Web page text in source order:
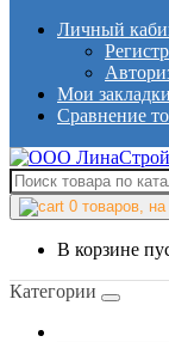
Личный
Мои
Сравнение
0 товаров,
В корзине
Категории